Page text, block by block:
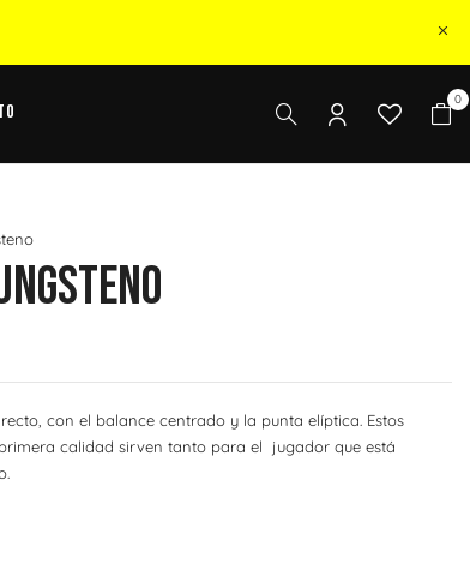
0
con el balance centrado y la punta elíptica. Estos
calidad sirven tanto para el jugador que está